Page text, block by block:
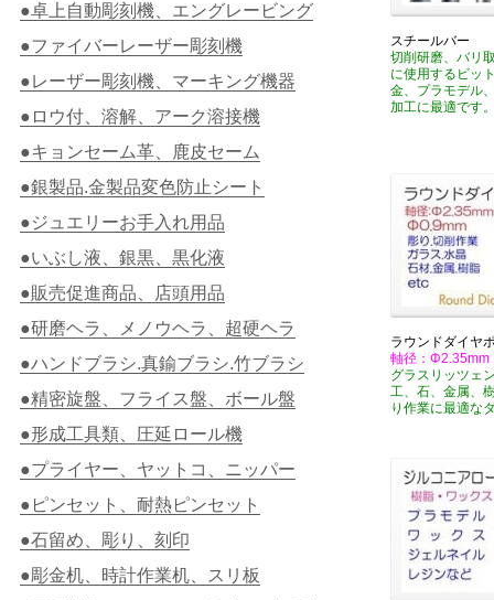
スチールバー
切削研磨、バリ
に使用するビッ
金、プラモデル
加工に最適です
ラウンドダイヤ
軸径：Φ2.35mm
グラスリッツェ
工、石、金属、
り作業に最適な
●卓上自動彫刻機、エングレービング
●ファイバーレーザー彫刻機
●レーザー彫刻機、マーキング機器
●ロウ付、溶解、アーク溶接機
●キョンセーム革、鹿皮セーム
●銀製品.金製品変色防止シート
●ジュエリーお手入れ用品
●いぶし液、銀黒、黒化液
●販売促進商品、店頭用品
●研磨ヘラ、メノウヘラ、超硬ヘラ
●ハンドブラシ.真鍮ブラシ.竹ブラシ
●精密旋盤、フライス盤、ボール盤
●形成工具類、圧延ロール機
●プライヤー、ヤットコ、ニッパー
●ピンセット、耐熱ピンセット
●石留め、彫り、刻印
●彫金机、時計作業机、スリ板